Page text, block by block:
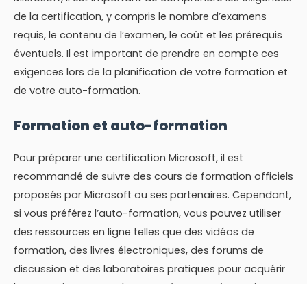
de la certification, y compris le nombre d’examens
requis, le contenu de l’examen, le coût et les prérequis
éventuels. Il est important de prendre en compte ces
exigences lors de la planification de votre formation et
de votre auto-formation.
Formation et auto-formation
Pour préparer une certification Microsoft, il est
recommandé de suivre des cours de formation officiels
proposés par Microsoft ou ses partenaires. Cependant,
si vous préférez l’auto-formation, vous pouvez utiliser
des ressources en ligne telles que des vidéos de
formation, des livres électroniques, des forums de
discussion et des laboratoires pratiques pour acquérir